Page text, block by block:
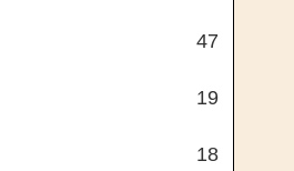
47
19
18